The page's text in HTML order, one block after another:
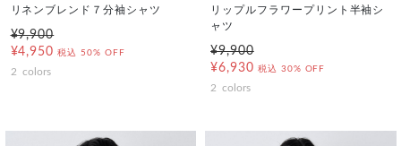
リネンブレンド７分袖シャツ
¥9,900
¥4,950 税込 50% OFF
2 colors
リップルフラワープリント半袖シ
ャツ
¥9,900
¥6,930 税込 30% OFF
2 colors